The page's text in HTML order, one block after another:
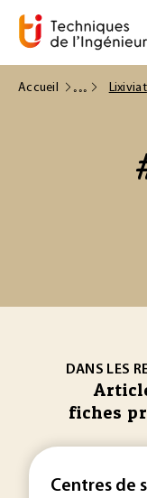
Accueil Lixiviat
DANS LES
fiches
Centres de